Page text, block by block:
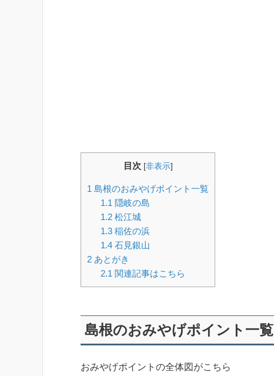
目次 [非表示]
1 島根のおみやげポイント一覧
1.1 隠岐の島
1.2松江城
1.3稲佐の浜
1.4石見銀山
2 あとがき
2.1 関連記事はこちら
島根のおみやげポイント一覧
おみやげポイントの全体図がこちら